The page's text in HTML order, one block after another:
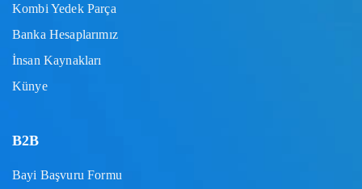
Kombi Yedek Parça
Banka Hesaplarımız
İnsan Kaynakları
Künye
B2B
Bayi Başvuru Formu